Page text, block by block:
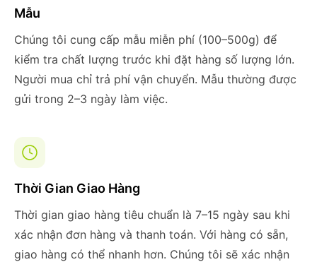
Mẫu
Chúng tôi cung cấp mẫu miễn phí (100–500g) để
kiểm tra chất lượng trước khi đặt hàng số lượng lớn.
Người mua chỉ trả phí vận chuyển. Mẫu thường được
gửi trong 2–3 ngày làm việc.
Thời Gian Giao Hàng
Thời gian giao hàng tiêu chuẩn là 7–15 ngày sau khi
xác nhận đơn hàng và thanh toán. Với hàng có sẵn,
giao hàng có thể nhanh hơn. Chúng tôi sẽ xác nhận